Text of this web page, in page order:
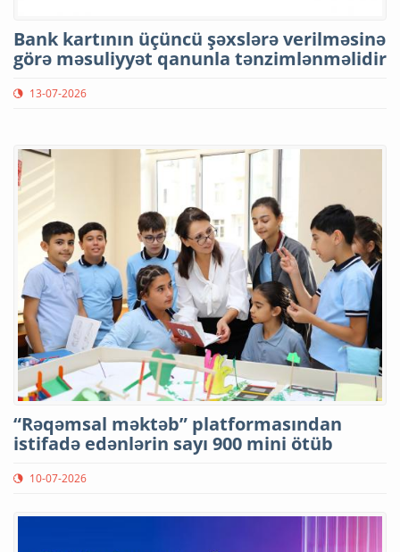
Bank kartının üçüncü şəxslərə verilməsinə
görə məsuliyyət qanunla tənzimlənməlidir
13-07-2026
“Rəqəmsal məktəb” platformasından
istifadə edənlərin sayı 900 mini ötüb
10-07-2026